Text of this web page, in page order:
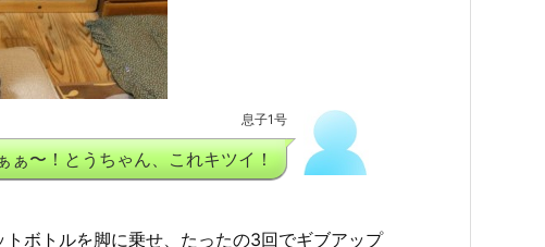
息子1号
ぁ〜！とうちゃん、これキツイ！
ボトルを脚に乗せ、たったの3回でギブアップ